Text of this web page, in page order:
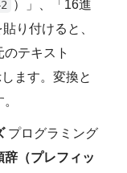
）」、「16進
り付けると、
テキスト
ます。変換と
プログラミング
辞（プレフィッ